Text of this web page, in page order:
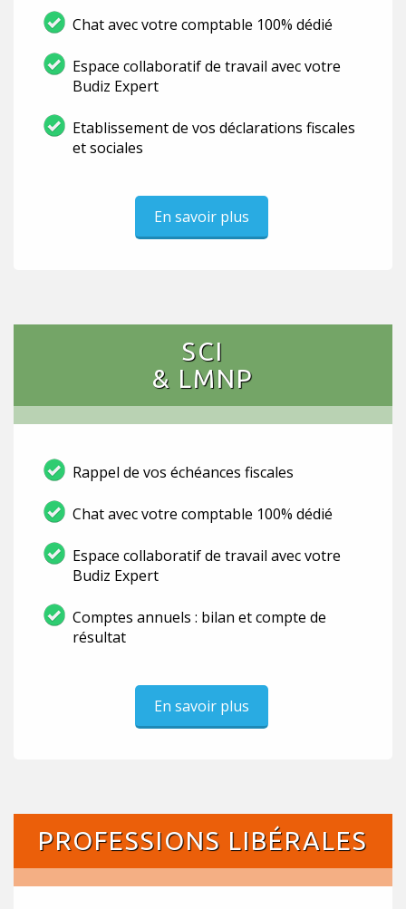
Chat avec votre comptable 100% dédié
Espace collaboratif de travail avec votre
Budiz Expert
Etablissement de vos déclarations fiscales
et sociales
En savoir plus
SCI
& LMNP
Rappel de vos échéances fiscales
Chat avec votre comptable 100% dédié
Espace collaboratif de travail avec votre
Budiz Expert
Comptes annuels : bilan et compte de
résultat
En savoir plus
PROFESSIONS LIBÉRALES